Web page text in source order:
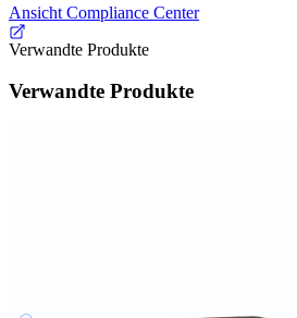
Ansicht Compliance Center
Verwandte Produkte
Verwandte Produkte